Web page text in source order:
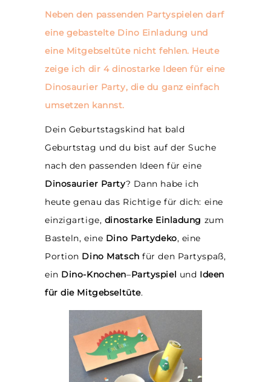
Neben den passenden Partyspielen darf
eine gebastelte Dino Einladung und
eine Mitgebseltüte nicht fehlen. Heute
zeige ich dir 4 dinostarke Ideen für eine
Dinosaurier Party, die du ganz einfach
umsetzen kannst.
Dein Geburtstagskind hat bald
Geburtstag und du bist auf der Suche
nach den passenden Ideen für eine
Dinosaurier Party? Dann habe ich
heute genau das Richtige für dich: eine
einzigartige, dinostarke Einladung zum
Basteln, eine Dino Partydeko, eine
Portion Dino Matsch für den Partyspaß,
ein Dino-Knochen–Partyspiel und Ideen
für die Mitgebseltüte.